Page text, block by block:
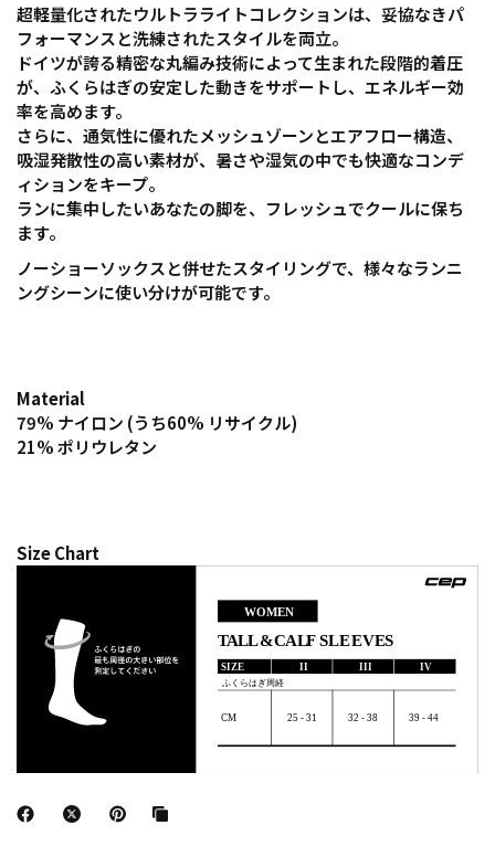
超軽量化されたウルトラライトコレクションは、妥協なきパ
フォーマンスと洗練されたスタイルを両立。
ドイツが誇る精密な丸編み技術によって生まれた段階的着圧
が、ふくらはぎの安定した動きをサポートし、エネルギー効
率を高めます。
さらに、通気性に優れたメッシュゾーンとエアフロー構造、
吸湿発散性の高い素材が、暑さや湿気の中でも快適なコンデ
ィションをキープ。
ランに集中したいあなたの脚を、フレッシュでクールに保ち
ます。
ノーショーソックスと併せたスタイリングで、様々なランニ
ングシーンに使い分けが可能です。
Material
79% ナイロン (うち60% リサイクル)
21% ポリウレタン
Size Chart